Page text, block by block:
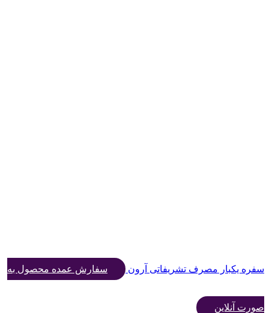
سفره یکبار مصرف تشریفاتی آرون سفارش عمده محصول به
صورت آنلاین